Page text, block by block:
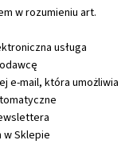
w rozumieniu art.
usługa
e-mail, która umożliwia
Sklepie